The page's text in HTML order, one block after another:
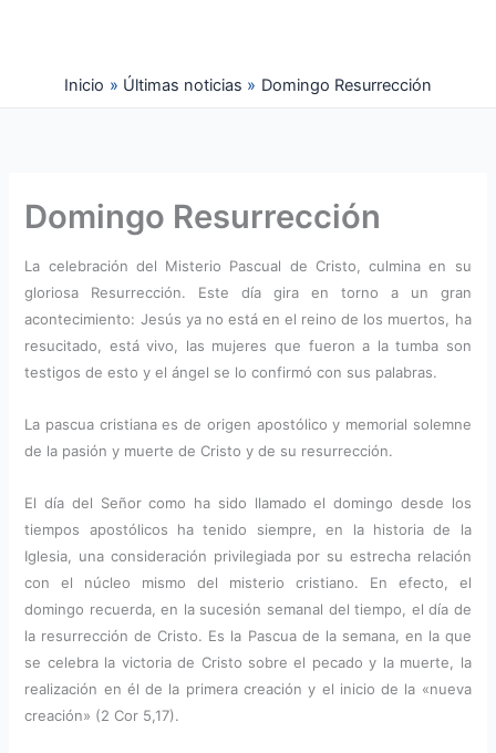
Inicio
Últimas noticias Domingo Resurrección
Domingo Resurrección
La celebración del Misterio Pascual de Cristo, culmina en su
gloriosa Resurrección. Este día gira en torno a un gran
acontecimiento: Jesús ya no está en el reino de los muertos, ha
resucitado, está vivo, las mujeres que fueron a la tumba son
testigos de esto y el ángel se lo confirmó con sus palabras.
La pascua cristiana es de origen apostólico y memorial solemne
de la pasión y muerte de Cristo y de su resurrección.
El día del Señor como ha sido llamado el domingo desde los
tiempos apostólicos ha tenido siempre, en la historia de la
Iglesia, una consideración privilegiada por su estrecha relación
con el núcleo mismo del misterio cristiano. En efecto, el
domingo recuerda, en la sucesión semanal del tiempo, el día de
la resurrección de Cristo. Es la Pascua de la semana, en la que
se celebra la victoria de Cristo sobre el pecado y la muerte, la
realización en él de la primera creación y el inicio de la «nueva
creación» (2 Cor 5,17).